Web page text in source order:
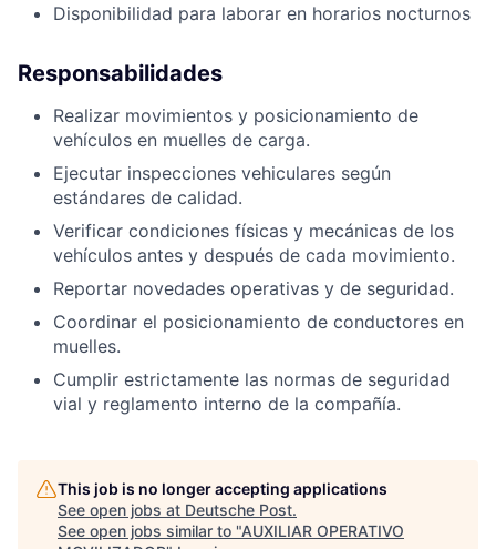
Disponibilidad para laborar en horarios nocturnos
Responsabilidades
Realizar movimientos y posicionamiento de
vehículos en muelles de carga.
Ejecutar inspecciones vehiculares según
estándares de calidad.
Verificar condiciones físicas y mecánicas de los
vehículos antes y después de cada movimiento.
Reportar novedades operativas y de seguridad.
Coordinar el posicionamiento de conductores en
muelles.
Cumplir estrictamente las normas de seguridad
vial y reglamento interno de la compañía.
This job is no longer accepting applications
See open jobs at Deutsche Post.
See open jobs similar to "AUXILIAR OPERATIVO